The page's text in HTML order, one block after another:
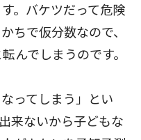
。バケツだって危険
ちで仮分数なので、
んでしまうのです。
ってしまう」とい
来ないから子どもな